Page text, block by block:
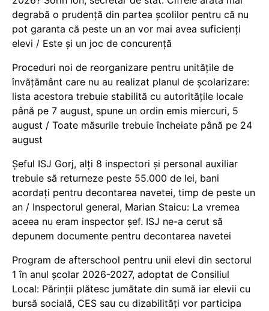
degrabă o prudență din partea școlilor pentru că nu
pot garanta că peste un an vor mai avea suficienți
elevi / Este și un joc de concurență
Proceduri noi de reorganizare pentru unitățile de
învățământ care nu au realizat planul de școlarizare:
lista acestora trebuie stabilită cu autoritățile locale
până pe 7 august, spune un ordin emis miercuri, 5
august / Toate măsurile trebuie încheiate până pe 24
august
Șeful ISJ Gorj, alți 8 inspectori și personal auxiliar
trebuie să returneze peste 55.000 de lei, bani
acordați pentru decontarea navetei, timp de peste un
an / Inspectorul general, Marian Staicu: La vremea
aceea nu eram inspector șef. ISJ ne-a cerut să
depunem documente pentru decontarea navetei
Program de afterschool pentru unii elevi din sectorul
1 în anul școlar 2026-2027, adoptat de Consiliul
Local: Părinții plătesc jumătate din sumă iar elevii cu
bursă socială, CES sau cu dizabilităţi vor participa